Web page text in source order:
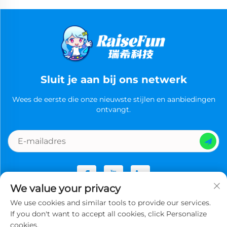
Sluit je aan bij ons netwerk
Wees de eerste die onze nieuwste stijlen en aanbiedingen
ontvangt.
Copyright © Guangzhou Ruixi Technology Co., Ltd.now All
We value your privacy
We use cookies and similar tools to provide our services.
If you don't want to accept all cookies, click Personalize
cookies.